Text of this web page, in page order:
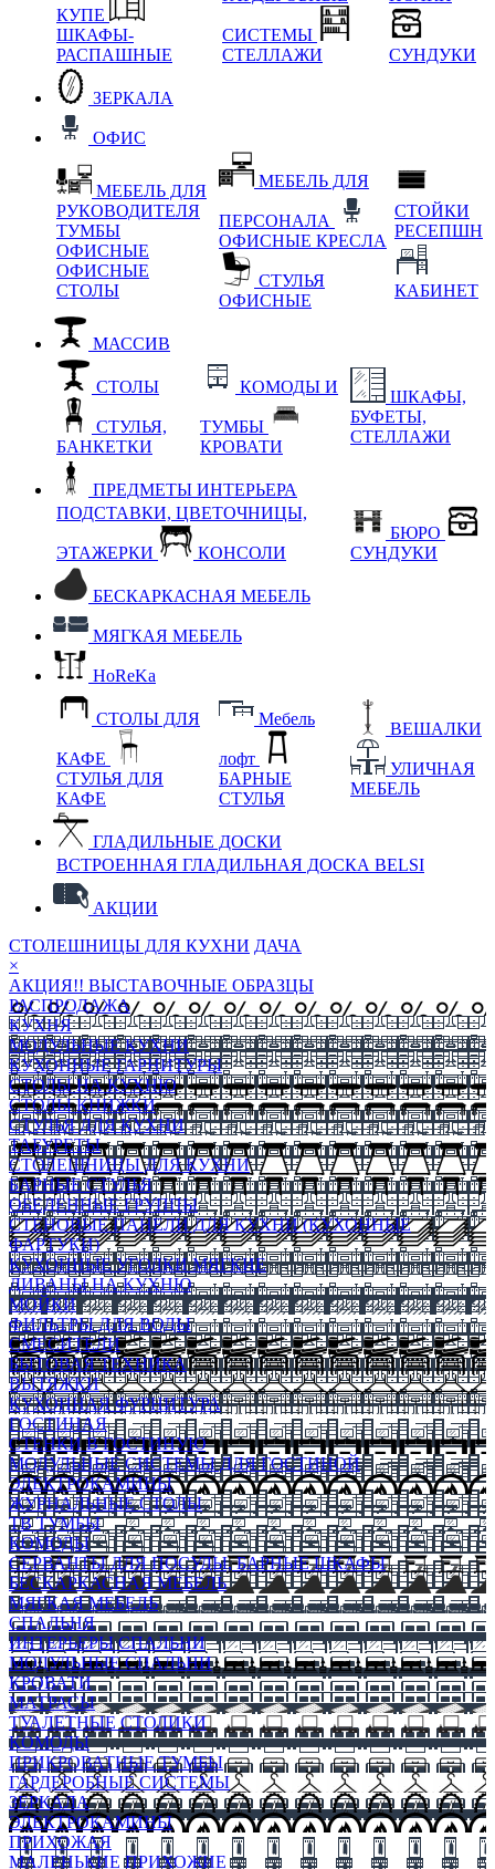
КУПЕ
ШКАФЫ-
РАСПАШНЫЕ
СИСТЕМЫ
СТЕЛЛАЖИ
СУНДУКИ
ЗЕРКАЛА
ОФИС
МЕБЕЛЬ ДЛЯ
РУКОВОДИТЕЛЯ
ТУМБЫ
ОФИСНЫЕ
ОФИСНЫЕ
СТОЛЫ
МЕБЕЛЬ ДЛЯ
ПЕРСОНАЛА
ОФИСНЫЕ КРЕСЛА
СТУЛЬЯ
ОФИСНЫЕ
СТОЙКИ
РЕСЕПШН
КАБИНЕТ
МАССИВ
СТОЛЫ
СТУЛЬЯ,
БАНКЕТКИ
КОМОДЫ И
ТУМБЫ
КРОВАТИ
ШКАФЫ,
БУФЕТЫ,
СТЕЛЛАЖИ
ПРЕДМЕТЫ ИНТЕРЬЕРА
ПОДСТАВКИ, ЦВЕТОЧНИЦЫ,
ЭТАЖЕРКИ КОНСОЛИ
БЮРО
СУНДУКИ
БЕСКАРКАСНАЯ МЕБЕЛЬ
МЯГКАЯ МЕБЕЛЬ
HoReKa
СТОЛЫ ДЛЯ
КАФЕ
СТУЛЬЯ ДЛЯ
КАФЕ
Мебель
лофт
БАРНЫЕ
СТУЛЬЯ
ВЕШАЛКИ
УЛИЧНАЯ
МЕБЕЛЬ
ГЛАДИЛЬНЫЕ ДОСКИ
ВСТРОЕННАЯ ГЛАДИЛЬНАЯ ДОСКА BELSI
АКЦИИ
СТОЛЕШНИЦЫ ДЛЯ КУХНИ ДАЧА
×
АКЦИЯ!! ВЫСТАВОЧНЫЕ ОБРАЗЦЫ
РАСПРОДАЖА
КУХНЯ
МОДУЛЬНЫЕ КУХНИ
КУХОННЫЕ ГАРНИТУРЫ
СТОЛЫ НА КУХНЮ
СТОЛЫ КНИЖКИ
СТУЛЬЯ ДЛЯ КУХНИ
ТАБУРЕТЫ
СТОЛЕШНИЦЫ ДЛЯ КУХНИ
БАРНЫЕ СТУЛЬЯ
ОБЕДЕННЫЕ ГРУППЫ
СТЕНОВЫЕ ПАНЕЛИ ДЛЯ КУХНИ (КУХОННЫЕ
ФАРТУКИ)
КУХОННЫЕ УГОЛКИ МЯГКИЕ
ДИВАНЫ НА КУХНЮ
МОЙКИ
ФИЛЬТРЫ ДЛЯ ВОДЫ
СМЕСИТЕЛИ
БЫТОВАЯ ТЕХНИКА
ВЫТЯЖКИ
КУХОННАЯ ФУРНИТУРА
ГОСТИНАЯ
СТЕНКИ В ГОСТИНУЮ
МОДУЛЬНЫЕ СИСТЕМЫ ДЛЯ ГОСТИНОЙ
ЭЛЕКТРОКАМИНЫ
ЖУРНАЛЬНЫЕ СТОЛЫ
ТВ ТУМБЫ
КОМОДЫ
СЕРВАНТЫ ДЛЯ ПОСУДЫ, БАРНЫЕ ШКАФЫ
БЕСКАРКАСНАЯ МЕБЕЛЬ
МЯГКАЯ МЕБЕЛЬ
СПАЛЬНЯ
ИНТЕРЬЕРЫ СПАЛЬНИ
МОДУЛЬНЫЕ СПАЛЬНИ
КРОВАТИ
МАТРАСЫ
ТУАЛЕТНЫЕ СТОЛИКИ
КОМОДЫ
ПРИКРОВАТНЫЕ ТУМБЫ
ГАРДЕРОБНЫЕ СИСТЕМЫ
ЗЕРКАЛА
ЭЛЕКТРОКАМИНЫ
ПРИХОЖАЯ
МАЛЕНЬКИЕ ПРИХОЖИЕ